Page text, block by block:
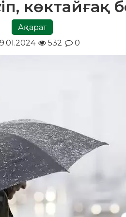
көктайғақ
Ақпарат
532 0